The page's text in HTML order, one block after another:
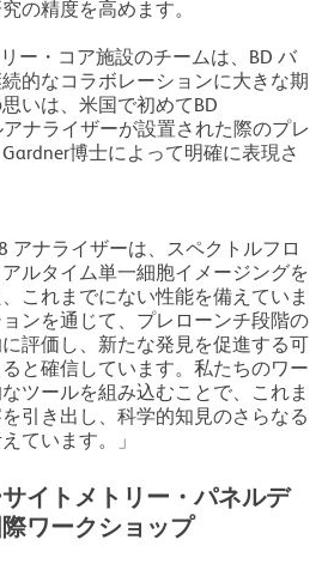
の精度を高めます。
ー・コア施設のチームは、BD バ
的なコラボレーションに大きな期
いは、米国で初めてBD
アナライザーが設置された際のプレ
博士によって明確に表現さ
アナライザーは、スペクトルフロ
ルタイム単一細胞イメージングを
これまでにない性能を備えていま
ンを通じて、プレローンチ段階の
評価し、新たな発見を促進する可
と確信しています。私たちのワー
ツールを組み込むことで、これま
引き出し、科学的知見のさらなる
ています。」
イトメトリー・パネルデ
ワークショップ